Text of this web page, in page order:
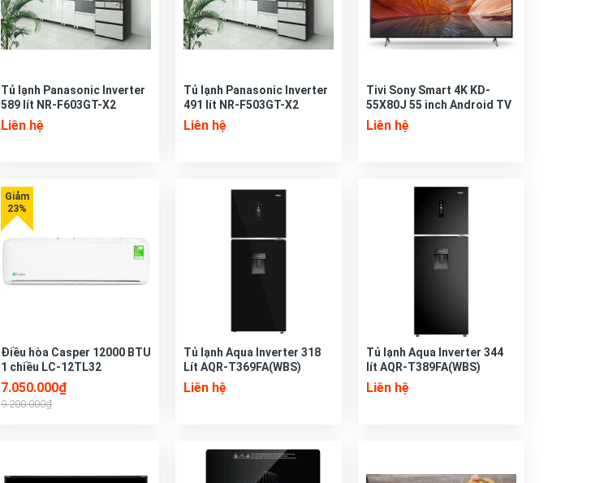
Tủ lạnh Panasonic Inverter
589 lít NR-F603GT-X2
Liên hệ
Tủ lạnh Panasonic Inverter
491 lít NR-F503GT-X2
Liên hệ
Tivi Sony Smart 4K KD-
55X80J 55 inch Android TV
Liên hệ
Điều hòa Casper 12000 BTU
1 chiều LC-12TL32
7.050.000₫
9.200.000₫
Tủ lạnh Aqua Inverter 318
Lít AQR-T369FA(WBS)
Liên hệ
Tủ lạnh Aqua Inverter 344
lít AQR-T389FA(WBS)
Liên hệ